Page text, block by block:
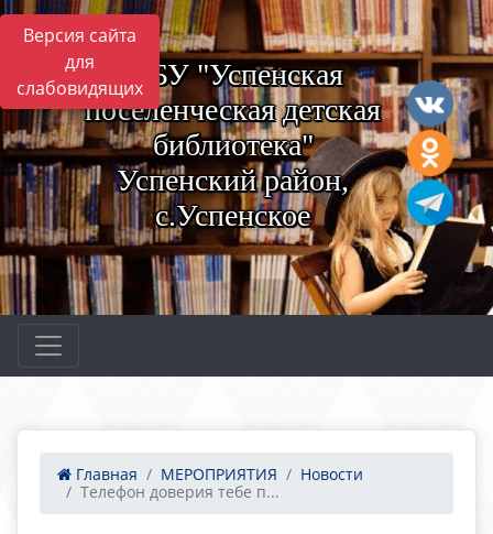
Версия сайта
для
слабовидящихМБУ "Успенская
поселенческая детская
библиотека"
Успенский район,
с.Успенское
Главная МЕРОПРИЯТИЯ
Новости
Телефон доверия тебе п...